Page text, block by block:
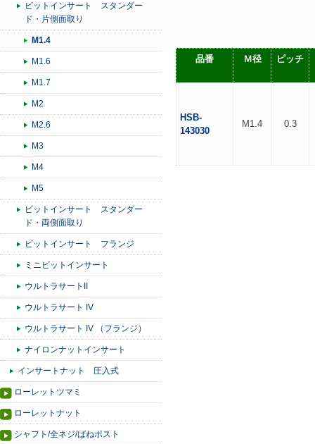
ビットインサート スタンダー
ド・片側面取り
M1.4
M1.6
M1.7
M2
M2.6
M3
M4
M5
ビットインサート スタンダー
ド・両側面取り
ビットインサート フランジ
ミニビットインサート
ウルトラサートII
ウルトラサート IV
ウルトラサート IV （フランジ）
ナイロンナットインサート
インサートナット 圧入式
ローレットツマミ
ローレットナット
シャフト/全ネジ/ばねポスト
品番 Ｍ径 ピッチ
HSB-
143030
M1.4 0.3